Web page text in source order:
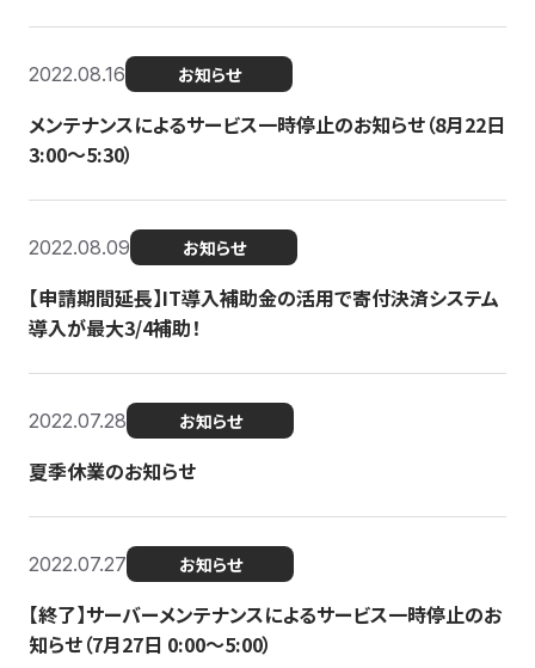
2022.08.16 お知らせ
メンテナンスによるサービス一時停止のお知らせ（8月22日
3:00〜5:30）
2022.08.09 お知らせ
【申請期間延長】IT導入補助金の活用で寄付決済システム
導入が最大3/4補助！
2022.07.28 お知らせ
夏季休業のお知らせ
2022.07.27 お知らせ
【終了】サーバーメンテナンスによるサービス一時停止のお
知らせ（7月27日 0:00〜5:00）